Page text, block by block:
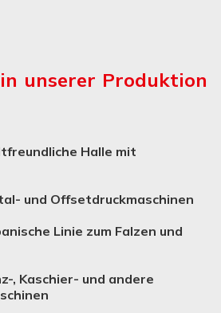
unserer Produktion
Halle mit
und Offsetdruckmaschinen
Linie zum Falzen und
, Kaschier- und andere